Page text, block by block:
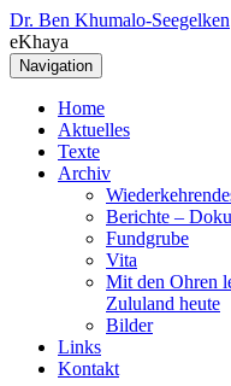
Dr. Ben Khumalo-Seegelken
eKhaya
Navigation
Home
Aktuelles
Texte
Archiv
Berichte –
Fundgrube
Vita
Mit den Ohren
Zululand heute
Bilder
Links
Kontakt